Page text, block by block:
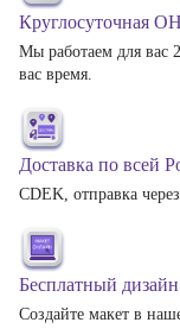
Круглосуточная
Мы работаем для вас
вас время.
Доставка по всей
CDEK, отправка
Бесплатный дизайн
Создайте макет в